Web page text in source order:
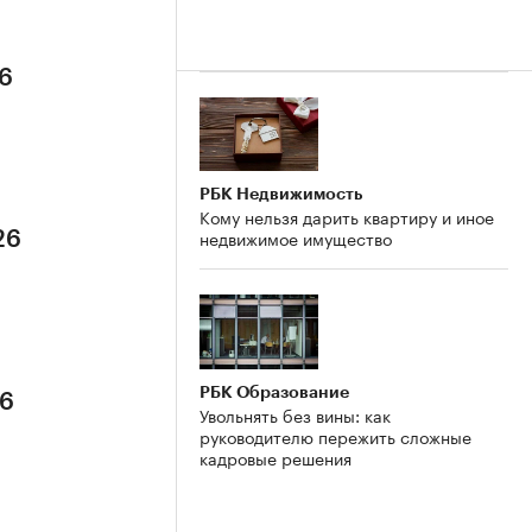
РБК Недвижимость
Кому нельзя дарить квартиру и иное
недвижимое имущество
РБК Образование
Увольнять без вины: как
руководителю пережить сложные
кадровые решения